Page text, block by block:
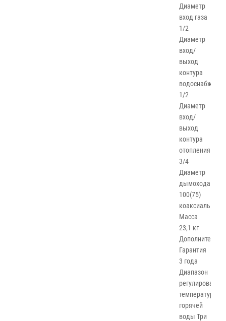
Диаметр
вход газа
1/2
Диаметр
вход/
выход
контура
водоснабжения
1/2
Диаметр
вход/
выход
контура
отопления
3/4
Диаметр
дымохода
100(75)
коаксиальный
Масса
23,1 кг
Гарантия
3 года
Диапазон
регулирования
температуры
горячей
воды Три